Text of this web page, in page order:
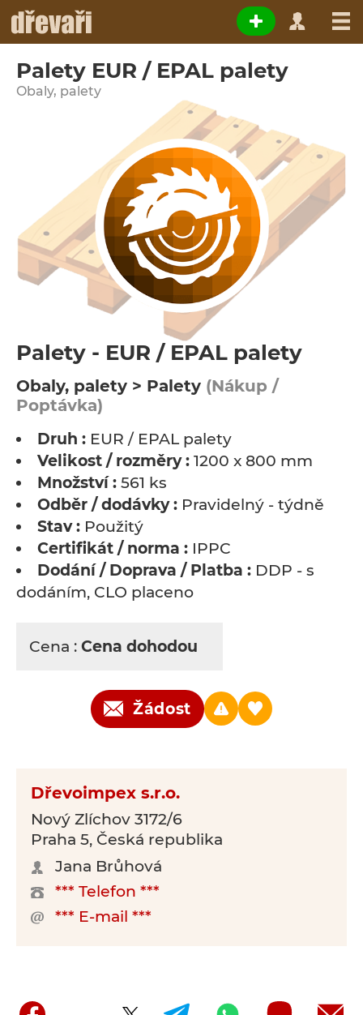
Palety EUR / EPAL palety
Obaly, palety
Palety - EUR / EPAL palety
Obaly, palety > Palety (Nákup /
Poptávka)
Druh : EUR / EPAL palety
Velikost / rozměry : 1200 x 800 mm
Množství : 561 ks
Odběr / dodávky : Pravidelný - týdně
Stav : Použitý
Certifikát / norma : IPPC
Dodání / Doprava / Platba : DDP - s
dodáním, CLO placeno
Cena : Cena dohodou
Žádost
Dřevoimpex s.r.o.
Nový Zlíchov 3172/6
Praha 5, Česká republika
Jana Brůhová
*** Telefon ***
*** E-mail ***